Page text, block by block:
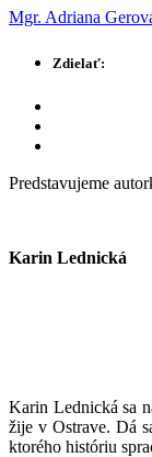
Mgr. Adriana
Zdielať:
Predstavujeme
Karin Lednická
Karin Lednická sa
žije v Ostrave. Dá
ktorého históriu